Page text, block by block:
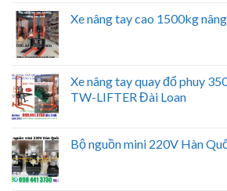
Xe nâng tay cao 1500kg
Xe nâng tay quay đổ phuy
TW-LIFTER Đài Loan
Bộ nguồn mini 220V Hàn